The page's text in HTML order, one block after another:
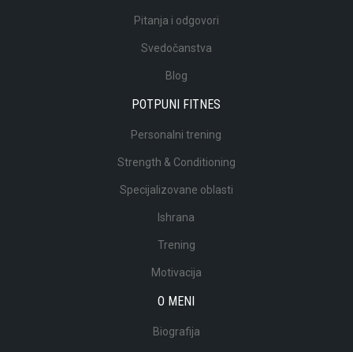
Pitanja i odgovori
Svedočanstva
Blog
POTPUNI FITNES
Personalni trening
Strength & Conditioning
Specijalizovane oblasti
Ishrana
Trening
Motivacija
O MENI
Biografija